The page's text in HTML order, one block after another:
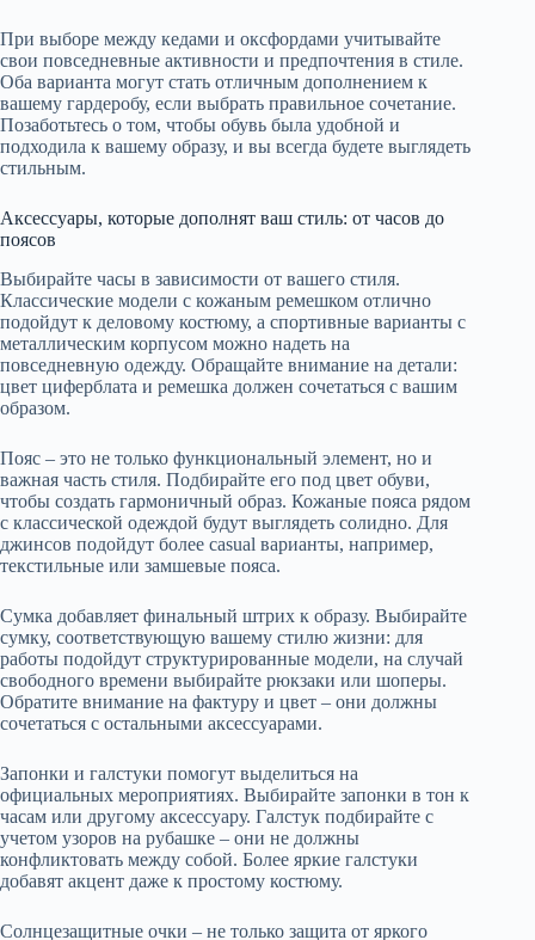
При выборе между кедами и оксфордами учитывайте
свои повседневные активности и предпочтения в стиле.
Оба варианта могут стать отличным дополнением к
вашему гардеробу, если выбрать правильное сочетание.
Позаботьтесь о том, чтобы обувь была удобной и
подходила к вашему образу, и вы всегда будете выглядеть
стильным.
Аксессуары, которые дополнят ваш стиль: от часов до
поясов
Выбирайте часы в зависимости от вашего стиля.
Классические модели с кожаным ремешком отлично
подойдут к деловому костюму, а спортивные варианты с
металлическим корпусом можно надеть на
повседневную одежду. Обращайте внимание на детали:
цвет циферблата и ремешка должен сочетаться с вашим
образом.
Пояс – это не только функциональный элемент, но и
важная часть стиля. Подбирайте его под цвет обуви,
чтобы создать гармоничный образ. Кожаные пояса рядом
с классической одеждой будут выглядеть солидно. Для
джинсов подойдут более casual варианты, например,
текстильные или замшевые пояса.
Сумка добавляет финальный штрих к образу. Выбирайте
сумку, соответствующую вашему стилю жизни: для
работы подойдут структурированные модели, на случай
свободного времени выбирайте рюкзаки или шоперы.
Обратите внимание на фактуру и цвет – они должны
сочетаться с остальными аксессуарами.
Запонки и галстуки помогут выделиться на
официальных мероприятиях. Выбирайте запонки в тон к
часам или другому аксессуару. Галстук подбирайте с
учетом узоров на рубашке – они не должны
конфликтовать между собой. Более яркие галстуки
добавят акцент даже к простому костюму.
Солнцезащитные очки – не только защита от яркого